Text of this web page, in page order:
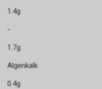
1.4g
-
1.7g
Algenkalk
0.4g